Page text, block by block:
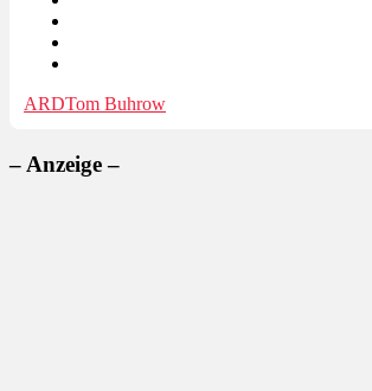
ARDTom Buhrow
– Anzeige –